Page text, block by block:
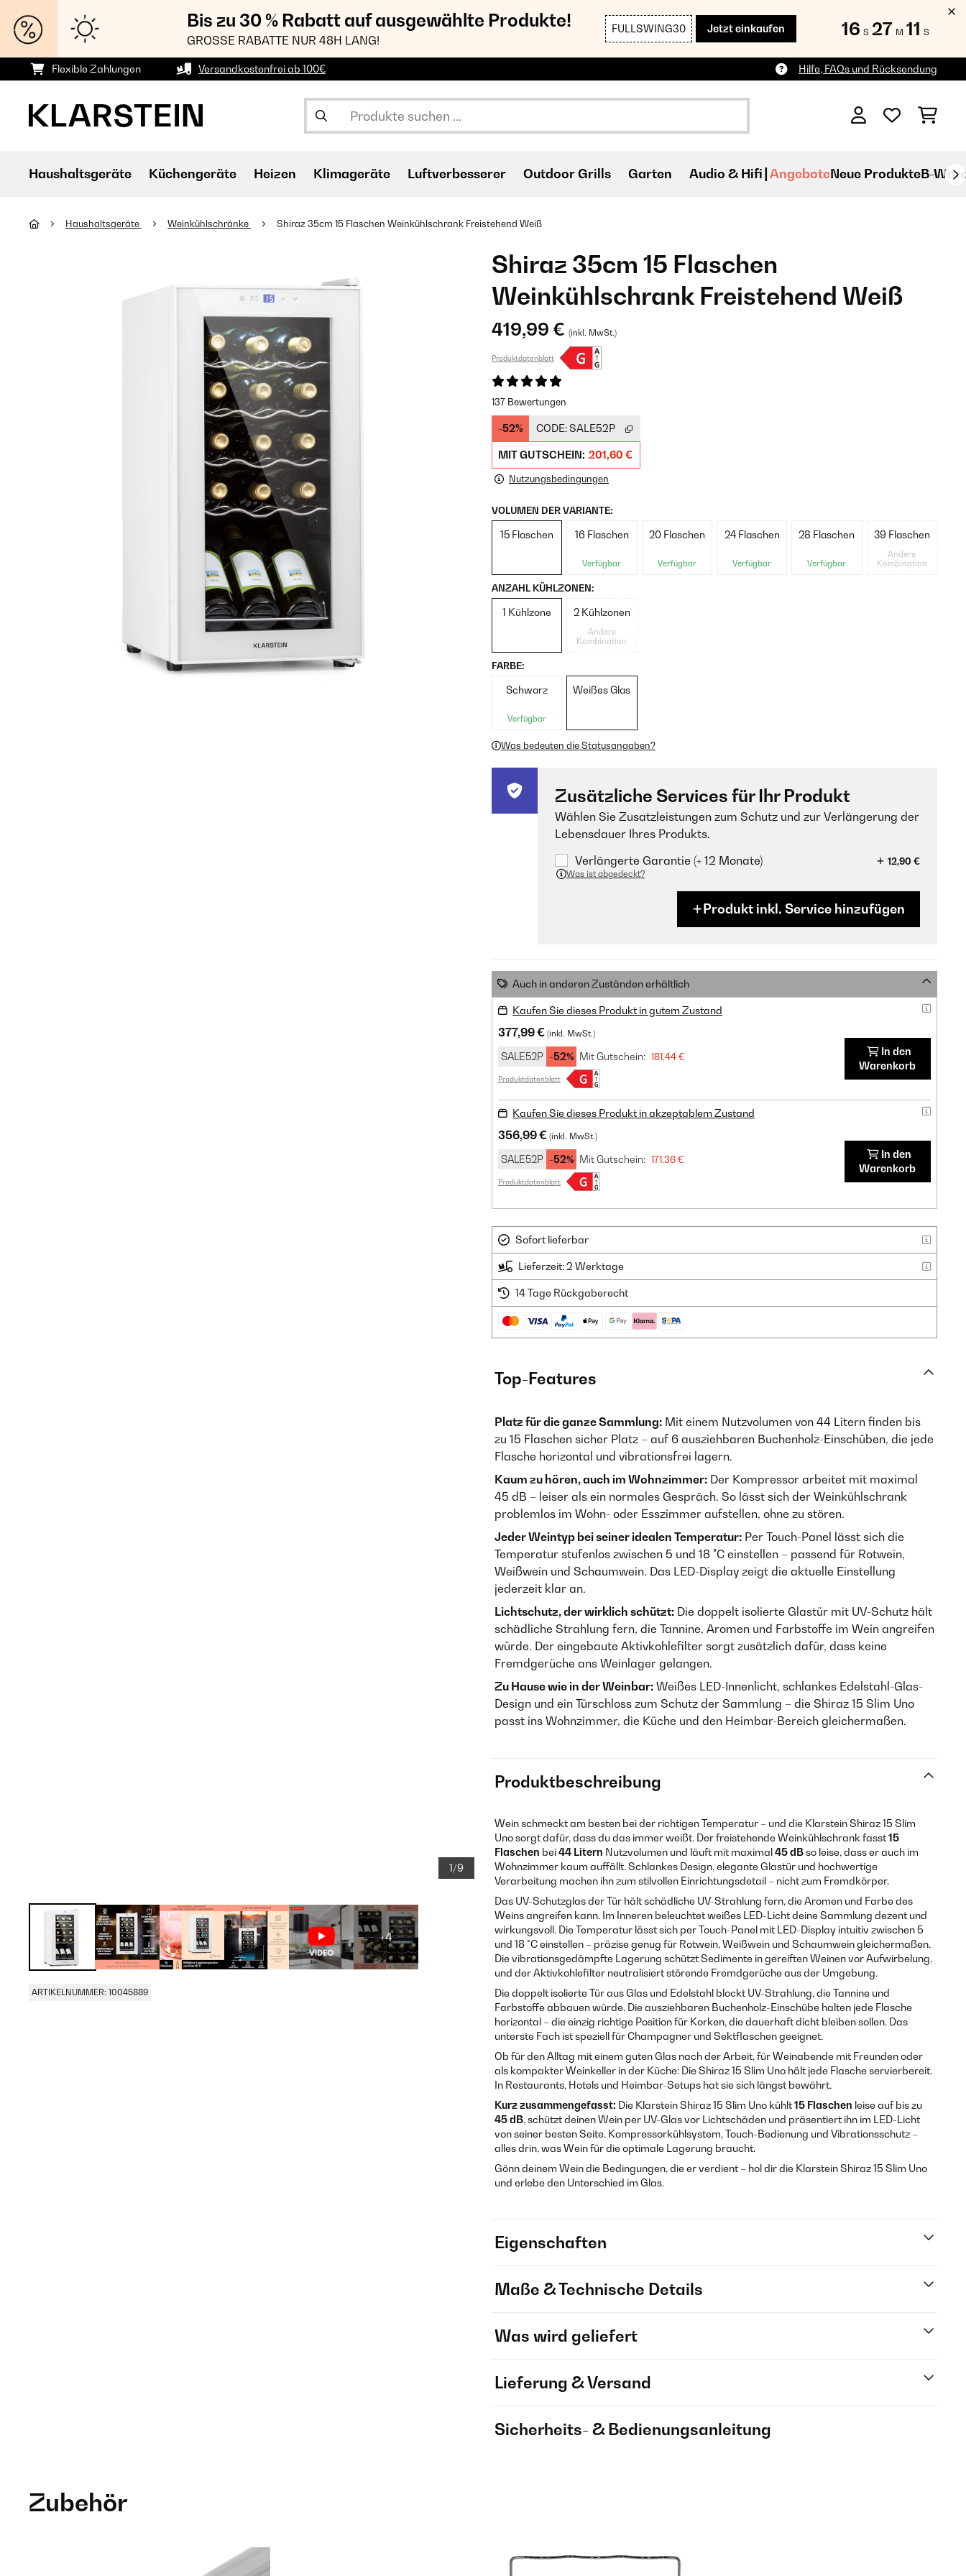
Bis zu 30 % Rabatt auf ausgewählte Produkte!
GROSSE RABATTE NUR 48H LANG!
FULLSWING30 Jetzt einkaufen 16 S 27 M 10 S
Flexible Zahlungen Versandkostenfrei ab 100€ Hilfe, FAQs und Rücksendung
Haushaltsgeräte Küchengeräte Heizen Klimageräte Luftverbesserer Outdoor Grills Garten Audio & Hifi AngeboteNeue ProdukteB-
Haushaltsgeräte Weinkühlschränke Shiraz 35cm 15 Flaschen Weinkühlschrank Freistehend​ Weiß
1/9
+4
ARTIKELNUMMER: 10045889
Shiraz 35cm 15 Flaschen
Weinkühlschrank Freistehend​ Weiß
419,99 € (inkl. MwSt.)
Produktdatenblatt
137 Bewertungen
-52% CODE:SALE52P
MIT GUTSCHEIN: 201,60 €
Nutzungsbedingungen
VOLUMEN DER VARIANTE:
15 Flaschen 16 Flaschen
Verfügbar
20 Flaschen
Verfügbar
24 Flaschen
Verfügbar
28 Flaschen
Verfügbar
39 Flaschen
Andere
Kombination
ANZAHL KÜHLZONEN:
1 Kühlzone 2 Kühlzonen
Andere
Kombination
FARBE:
Schwarz
Verfügbar
Weißes Glas
Was bedeuten die Statusangaben?
Zusätzliche Services für Ihr Produkt
Wählen Sie Zusatzleistungen zum Schutz und zur Verlängerung der
Lebensdauer Ihres Produkts.
Verlängerte Garantie (+ 12 Monate)
12,90 €
Was ist abgedeckt?
Produkt inkl. Service hinzufügen
Auch in anderen Zuständen erhältlich
Kaufen Sie dieses Produkt in gutem Zustand
377,99 € (inkl. MwSt.)
SALE52P -52% Mit Gutschein: 181,44 €
Produktdatenblatt
In den
Warenkorb
Kaufen Sie dieses Produkt in akzeptablem Zustand
356,99 € (inkl. MwSt.)
SALE52P -52% Mit Gutschein: 171,36 €
Produktdatenblatt
In den
Warenkorb
Sofort lieferbar
Lieferzeit: 2 Werktage
14 Tage Rückgaberecht
Top-Features
Platz für die ganze Sammlung: Mit einem Nutzvolumen von 44 Litern finden bis
zu 15 Flaschen sicher Platz – auf 6 ausziehbaren Buchenholz-Einschüben, die jede
Flasche horizontal und vibrationsfrei lagern.
Kaum zu hören, auch im Wohnzimmer: Der Kompressor arbeitet mit maximal
45 dB – leiser als ein normales Gespräch. So lässt sich der Weinkühlschrank
problemlos im Wohn- oder Esszimmer aufstellen, ohne zu stören.
Jeder Weintyp bei seiner idealen Temperatur: Per Touch-Panel lässt sich die
Temperatur stufenlos zwischen 5 und 18 °C einstellen – passend für Rotwein,
Weißwein und Schaumwein. Das LED-Display zeigt die aktuelle Einstellung
jederzeit klar an.
Lichtschutz, der wirklich schützt: Die doppelt isolierte Glastür mit UV-Schutz hält
schädliche Strahlung fern, die Tannine, Aromen und Farbstoffe im Wein angreifen
würde. Der eingebaute Aktivkohlefilter sorgt zusätzlich dafür, dass keine
Fremdgerüche ans Weinlager gelangen.
Zu Hause wie in der Weinbar: Weißes LED-Innenlicht, schlankes Edelstahl-Glas-
Design und ein Türschloss zum Schutz der Sammlung – die Shiraz 15 Slim Uno
passt ins Wohnzimmer, die Küche und den Heimbar-Bereich gleichermaßen.
Produktbeschreibung
Wein schmeckt am besten bei der richtigen Temperatur – und die Klarstein Shiraz 15 Slim
Uno sorgt dafür, dass du das immer weißt. Der freistehende Weinkühlschrank fasst15
Flaschen bei44 Litern Nutzvolumen und läuft mit maximal45 dBso leise, dass er auch im
Wohnzimmer kaum auffällt. Schlankes Design, elegante Glastür und hochwertige
Verarbeitung machen ihn zum stilvollen Einrichtungsdetail – nicht zum Fremdkörper.
Das UV-Schutzglas der Tür hält schädliche UV-Strahlung fern, die Aromen und Farbe des
Weins angreifen kann. Im Inneren beleuchtet weißes LED-Licht deine Sammlung dezent und
wirkungsvoll. Die Temperatur lässt sich per Touch-Panel mit LED-Display intuitiv zwischen 5
und 18 °C einstellen – präzise genug für Rotwein, Weißwein und Schaumwein gleichermaßen.
Die vibrationsgedämpfte Lagerung schützt Sedimente in gereiften Weinen vor Aufwirbelung,
und der Aktivkohlefilter neutralisiert störende Fremdgerüche aus der Umgebung.
Die doppelt isolierte Tür aus Glas und Edelstahl blockt UV-Strahlung, die Tannine und
Farbstoffe abbauen würde. Die ausziehbaren Buchenholz-Einschübe halten jede Flasche
horizontal – die einzig richtige Position für Korken, die dauerhaft dicht bleiben sollen. Das
unterste Fach ist speziell für Champagner und Sektflaschen geeignet.
Ob für den Alltag mit einem guten Glas nach der Arbeit, für Weinabende mit Freunden oder
als kompakter Weinkeller in der Küche: Die Shiraz 15 Slim Uno hält jede Flasche servierbereit.
In Restaurants, Hotels und Heimbar-Setups hat sie sich längst bewährt.
Kurz zusammengefasst: Die Klarstein Shiraz 15 Slim Uno kühlt15 Flaschen leise auf bis zu
45 dB, schützt deinen Wein per UV-Glas vor Lichtschäden und präsentiert ihn im LED-Licht
von seiner besten Seite. Kompressorkühlsystem, Touch-Bedienung und Vibrationsschutz –
alles drin, was Wein für die optimale Lagerung braucht.
Gönn deinem Wein die Bedingungen, die er verdient – hol dir die Klarstein Shiraz 15 Slim Uno
und erlebe den Unterschied im Glas.
Eigenschaften
Maße & Technische Details
Was wird geliefert
Lieferung & Versand
Sicherheits- & Bedienungsanleitung
Zubehör